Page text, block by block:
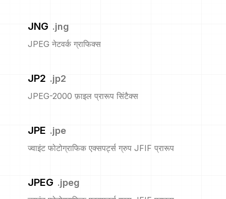
JNG .jng
JPEG नेटवर्क ग्राफिक्स
JP2 .jp2
JPEG-2000 फ़ाइल प्रारूप सिंटैक्स
JPE .jpe
ज्वाइंट फोटोग्राफिक एक्सपर्ट्स ग्रुप JFIF प्रारूप
JPEG .jpeg